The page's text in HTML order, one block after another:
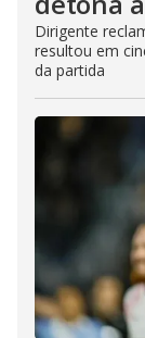
Dirigente
resultou em
da partida